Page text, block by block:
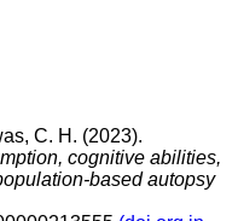
C. H. (2023).
cognitive abilities,
based autopsy